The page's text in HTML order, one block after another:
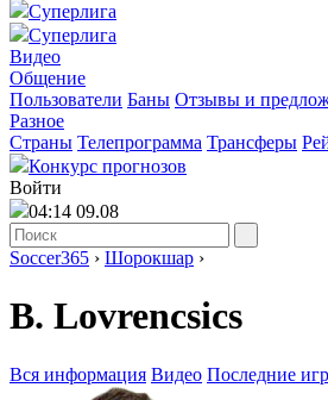
Суперлига
Суперлига
Видео
Общение
Пользователи Баны Отзывы и
Разное
Страны Телепрограмма Трансферы
Конкурс прогнозов
Войти
04:14 09.08
Soccer365 › Шорокшар ›
B. Lovrencsics
Вся информация Видео Последние